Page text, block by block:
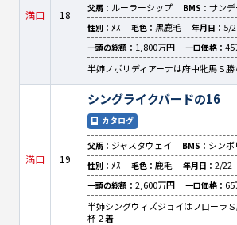
満口 18
父馬： ルーラーシップ BMS： サン
性別： ﾒｽ 毛色： 黒鹿毛 年月日： 5/
一頭の総額： 1,800万円 一口価格： 45
半姉ノボリディアーナは府中牝馬Ｓ勝
満口 19
シングライクバードの16
カタログ
父馬： ジャスタウェイ BMS： シン
性別： ﾒｽ 毛色： 鹿毛 年月日： 2/22
一頭の総額： 2,600万円 一口価格：
半姉シングウィズジョイはフローラ
杯２着